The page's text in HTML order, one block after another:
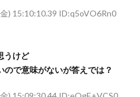
) 15:10:10.39 ID:q5oVO6Rn0
うけど
で意味がないが答えでは？